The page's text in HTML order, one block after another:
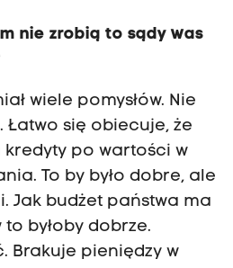
nie zrobią to sądy was
wiele pomysłów. Nie
się obiecuje, że
po wartości w
To by było dobre, ale
Jak budżet państwa ma
byłoby dobrze.
Brakuje pieniędzy w